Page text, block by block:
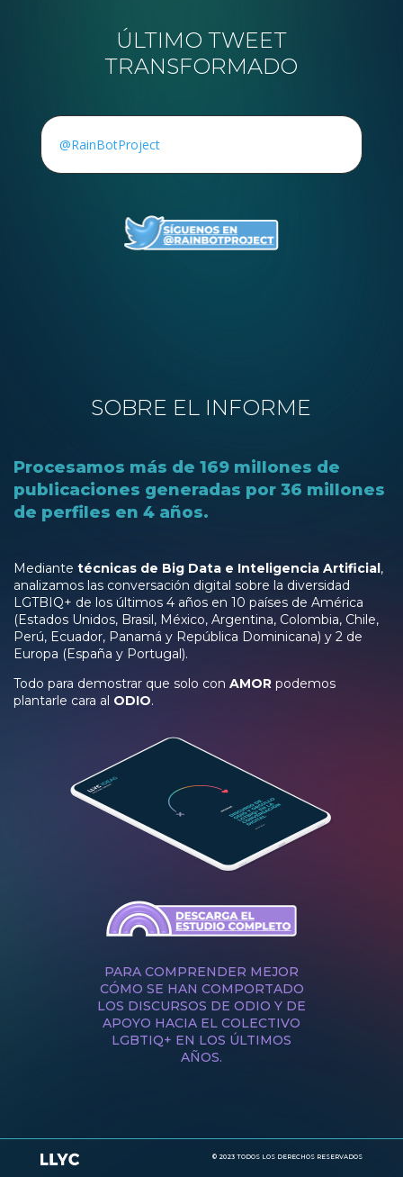
ÚLTIMO TWEET
TRANSFORMADO
@RainBotProject
SOBRE EL INFORME
Procesamos más de 169 millones de
publicaciones generadas por 36 millones
de perfiles en 4 años.
Mediante técnicas de Big Data e Inteligencia Artificial,
analizamos las conversación digital sobre la diversidad
LGTBIQ+ de los últimos 4 años en 10 países de América
(Estados Unidos, Brasil, México, Argentina, Colombia, Chile,
Perú, Ecuador, Panamá y República Dominicana) y 2 de
Europa (España y Portugal).
Todo para demostrar que solo con AMOR podemos
plantarle cara al ODIO.
Descargar estudio
PARA COMPRENDER MEJOR
CÓMO SE HAN COMPORTADO
LOS DISCURSOS DE ODIO Y DE
APOYO HACIA EL COLECTIVO
LGBTIQ+ EN LOS ÚLTIMOS
AÑOS.
© 2023 TODOS LOS DERECHOS RESERVADOS